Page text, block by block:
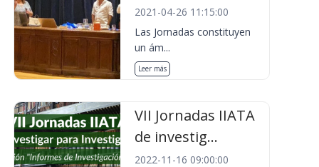
2021-04-26 11:15:00
Las Jornadas constituyen
un ám...
Leer más
VII Jornadas IIATA
de investig...
2022-11-16 09:00:00